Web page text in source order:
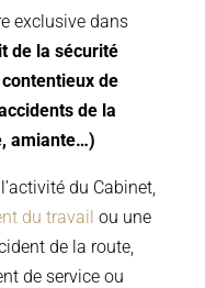
exclusive dans
de la sécurité
de
de la
amiante…)
du Cabinet,
du travail ou une
de la route,
de service ou